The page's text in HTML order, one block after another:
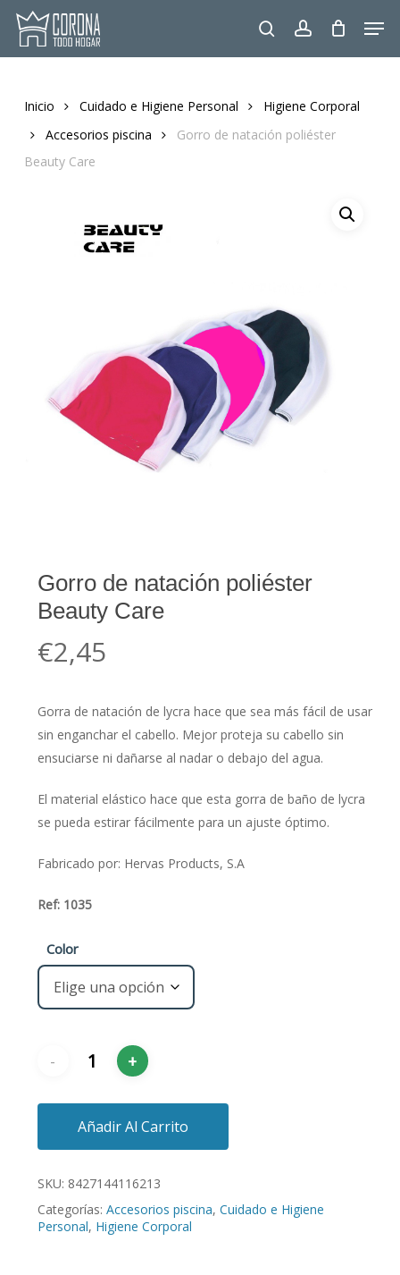
Skip
main
searchaccount
Inicio Cuidado e Higiene Personal
Higiene Corporal
Accesorios piscina
Gorro de natación poliéster
Beauty Care
Gorro de natación poliéster
Beauty Care
€2,45
Gorra de natación de lycra hace que sea más fácil de usar
sin enganchar el cabello. Mejor proteja su cabello sin
ensuciarse ni dañarse al nadar o debajo del agua.
El material elástico hace que esta gorra de baño de lycra
se pueda estirar fácilmente para un ajuste óptimo.
Fabricado por: Hervas Products, S.A
Ref: 1035
Color
Añadir Al Carrito
SKU: 8427144116213
Categorías: Accesorios piscina, Cuidado e Higiene
Personal, Higiene Corporal